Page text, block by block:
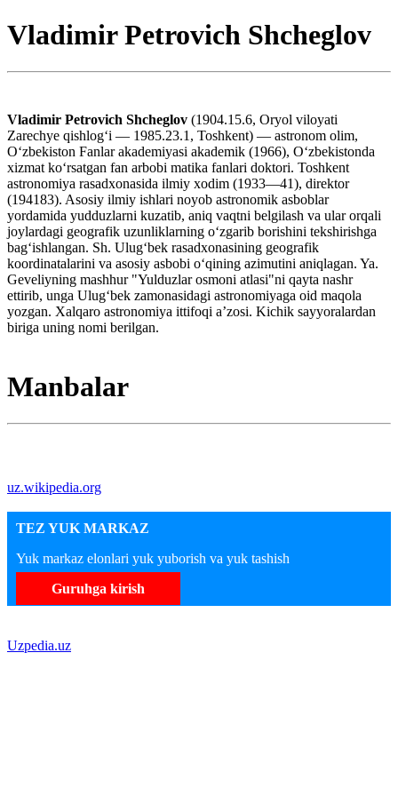
Vladimir Petrovich Shcheglov
Vladimir Petrovich Shcheglov (1904.15.6, Oryol viloyati
Zarechye qishlogʻi — 1985.23.1, Toshkent) — astronom olim,
Oʻzbekiston Fanlar akademiyasi akademik (1966), Oʻzbekistonda
xizmat koʻrsatgan fan arbobi matika fanlari doktori. Toshkent
astronomiya rasadxonasida ilmiy xodim (1933—41), direktor
(194183). Asosiy ilmiy ishlari noyob astronomik asboblar
yordamida yudduzlarni kuzatib, aniq vaqtni belgilash va ular orqali
joylardagi geografik uzunliklarning oʻzgarib borishini tekshirishga
bagʻishlangan. Sh. Ulugʻbek rasadxonasining geografik
koordinatalarini va asosiy asbobi oʻqining azimutini aniqlagan. Ya.
Geveliyning mashhur "Yulduzlar osmoni atlasi"ni qayta nashr
ettirib, unga Ulugʻbek zamonasidagi astronomiyaga oid maqola
yozgan. Xalqaro astronomiya ittifoqi aʼzosi. Kichik sayyoralardan
biriga uning nomi berilgan.
Manbalar
uz.wikipedia.org
TEZ YUK MARKAZ
Yuk markaz elonlari yuk yuborish va yuk tashish
Guruhga kirish
Uzpedia.uz